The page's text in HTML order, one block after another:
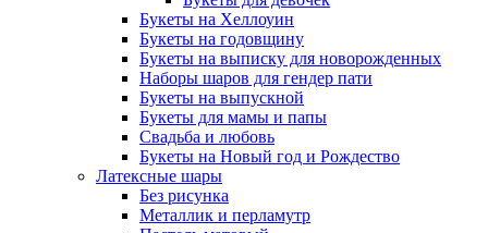
Букеты на Хеллоуин
Букеты на годовщину
Букеты на выписку для новорожденных
Наборы шаров для гендер пати
Букеты на выпускной
Букеты для мамы и папы
Свадьба и любовь
Букеты на Новый год и Рождество
Латексные шары
Без рисунка
Металлик и перламутр